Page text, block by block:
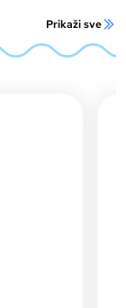
Prikaži sve